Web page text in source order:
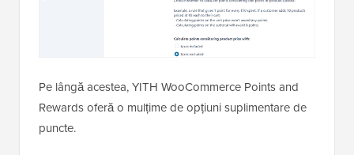
Pe lângă acestea, YITH WooCommerce Points and
Rewards oferă o mulțime de opțiuni suplimentare de
puncte.